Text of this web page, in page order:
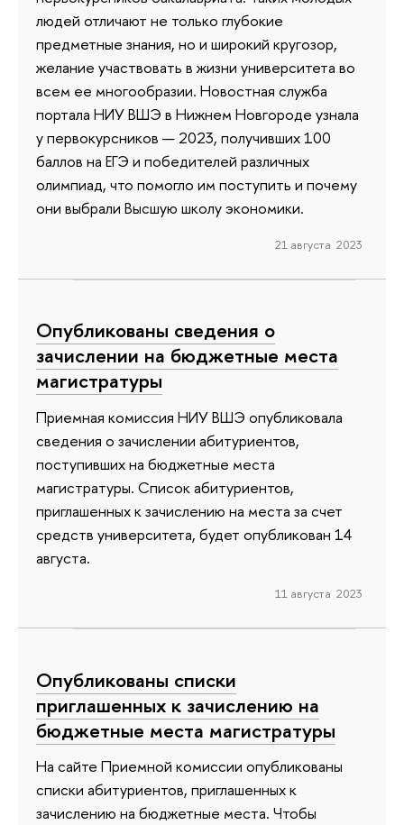
людей отличают не только глубокие
предметные знания, но и широкий кругозор,
желание участвовать в жизни университета во
всем ее многообразии. Новостная служба
портала НИУ ВШЭ в Нижнем Новгороде узнала
у первокурсников — 2023, получивших 100
баллов на ЕГЭ и победителей различных
олимпиад, что помогло им поступить и почему
они выбрали Высшую школу экономики.
21 августа 2023
Опубликованы сведения о
зачислении на бюджетные места
магистратуры
Приемная комиссия НИУ ВШЭ опубликовала
сведения о зачислении абитуриентов,
поступивших на бюджетные места
магистратуры. Список абитуриентов,
приглашенных к зачислению на места за счет
средств университета, будет опубликован 14
августа.
11 августа 2023
Опубликованы списки
приглашенных к зачислению на
бюджетные места магистратуры
На сайте Приемной комиссии опубликованы
списки абитуриентов, приглашенных к
зачислению на бюджетные места. Чтобы